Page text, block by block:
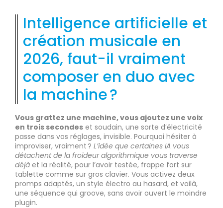
Intelligence artificielle et
création musicale en
2026, faut-il vraiment
composer en duo avec
la machine ?
Vous grattez une machine, vous ajoutez une voix
en trois secondes et soudain, une sorte d’électricité
passe dans vos réglages, invisible. Pourquoi hésiter à
improviser, vraiment ? L’idée que certaines IA vous
détachent de la froideur algorithmique vous traverse
déjà et la réalité, pour l’avoir testée, frappe fort sur
tablette comme sur gros clavier. Vous activez deux
promps adaptés, un style électro au hasard, et voilà,
une séquence qui groove, sans avoir ouvert le moindre
plugin.